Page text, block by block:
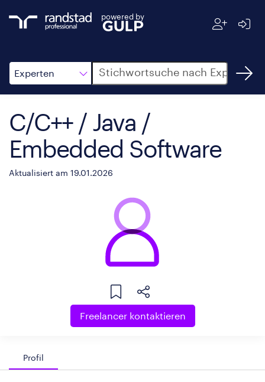
powered by
Experten
Suche
C/C++ / Java /
Embedded Software
Aktualisiert am 19.01.2026
Freelancer kontaktieren
Profil